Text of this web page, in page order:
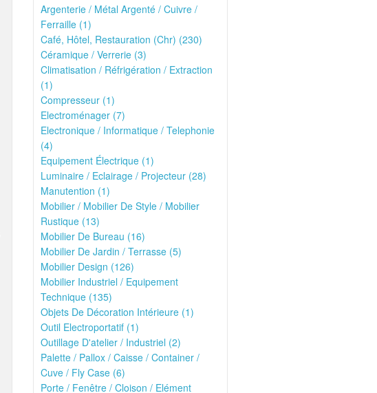
Argenterie / Métal Argenté / Cuivre /
Ferraille (1)
Café, Hôtel, Restauration (Chr) (230)
Céramique / Verrerie (3)
Climatisation / Réfrigération / Extraction
(1)
Compresseur (1)
Electroménager (7)
Electronique / Informatique / Telephonie
(4)
Equipement Électrique (1)
Luminaire / Eclairage / Projecteur (28)
Manutention (1)
Mobilier / Mobilier De Style / Mobilier
Rustique (13)
Mobilier De Bureau (16)
Mobilier De Jardin / Terrasse (5)
Mobilier Design (126)
Mobilier Industriel / Equipement
Technique (135)
Objets De Décoration Intérieure (1)
Outil Electroportatif (1)
Outillage D'atelier / Industriel (2)
Palette / Pallox / Caisse / Container /
Cuve / Fly Case (6)
Porte / Fenêtre / Cloison / Elément